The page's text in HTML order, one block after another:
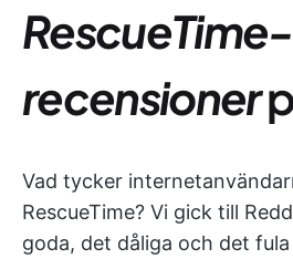
RescueTime-
recensioner
Vad tycker
RescueTime? Vi gick till
goda, det dåliga och det